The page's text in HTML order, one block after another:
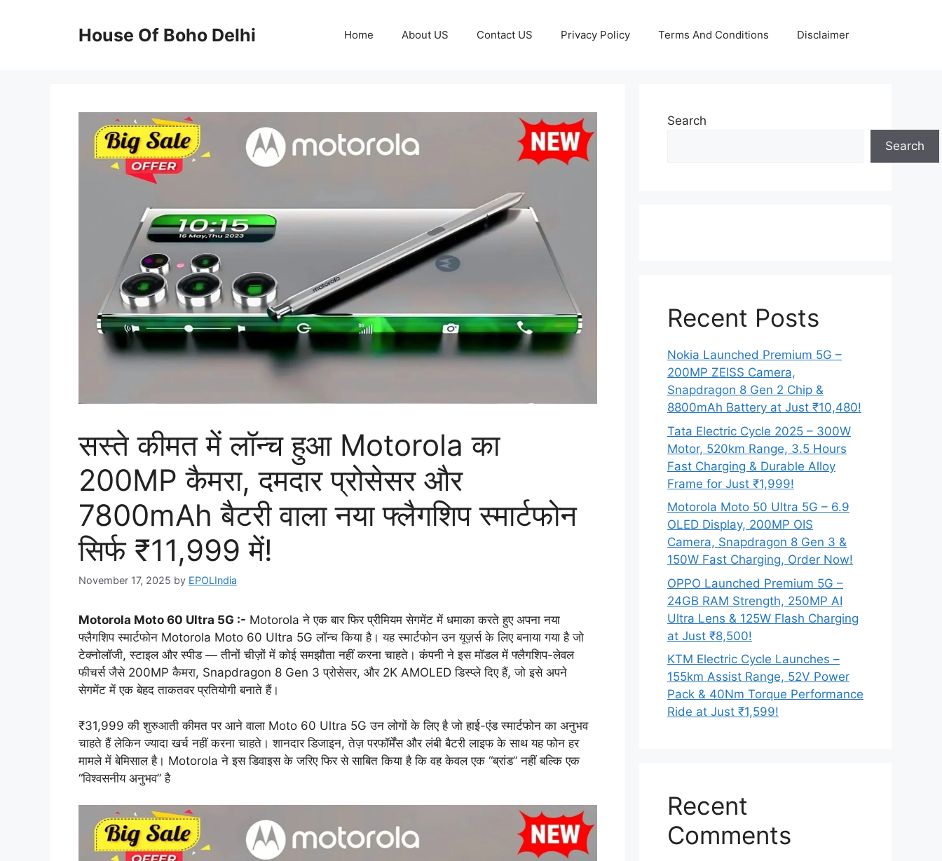
House Of Boho Delhi Home About US Contact US Privacy Policy Terms And Conditions Disclaimer
सस्ते कीमत में लॉन्च हुआ Motorola का
200MP कैमरा, दमदार प्रोसेसर और
7800mAh बैटरी वाला नया फ्लैगशिप स्मार्टफोन
सिर्फ ₹11,999 में!
November 17, 2025 by EPOLIndia
Motorola Moto 60 Ultra 5G :- Motorola ने एक बार फिर प्रीमियम सेगमेंट में धमाका करते हुए अपना नया
फ्लैगशिप स्मार्टफोन Motorola Moto 60 Ultra 5G लॉन्च किया है। यह स्मार्टफोन उन यूज़र्स के लिए बनाया गया है जो
टेक्नोलॉजी, स्टाइल और स्पीड — तीनों चीज़ों में कोई समझौता नहीं करना चाहते। कंपनी ने इस मॉडल में फ्लैगशिप-लेवल
फीचर्स जैसे 200MP कैमरा, Snapdragon 8 Gen 3 प्रोसेसर, और 2K AMOLED डिस्प्ले दिए हैं, जो इसे अपने
सेगमेंट में एक बेहद ताकतवर प्रतियोगी बनाते हैं।
₹31,999 की शुरुआती कीमत पर आने वाला Moto 60 Ultra 5G उन लोगों के लिए है जो हाई-एंड स्मार्टफोन का अनुभव
चाहते हैं लेकिन ज्यादा खर्च नहीं करना चाहते। शानदार डिजाइन, तेज़ परफॉर्मेंस और लंबी बैटरी लाइफ के साथ यह फोन हर
मामले में बेमिसाल है। Motorola ने इस डिवाइस के जरिए फिर से साबित किया है कि वह केवल एक “ब्रांड” नहीं बल्कि एक
“विश्वसनीय अनुभव” है
Search
Search
Recent Posts
Nokia Launched Premium 5G –
200MP ZEISS Camera,
Snapdragon 8 Gen 2 Chip &
8800mAh Battery at Just ₹10,480!
Tata Electric Cycle 2025 – 300W
Motor, 520km Range, 3.5 Hours
Fast Charging & Durable Alloy
Frame for Just ₹1,999!
Motorola Moto 50 Ultra 5G – 6.9
OLED Display, 200MP OIS
Camera, Snapdragon 8 Gen 3 &
150W Fast Charging, Order Now!
OPPO Launched Premium 5G –
24GB RAM Strength, 250MP AI
Ultra Lens & 125W Flash Charging
at Just ₹8,500!
KTM Electric Cycle Launches –
155km Assist Range, 52V Power
Pack & 40Nm Torque Performance
Ride at Just ₹1,599!
Recent
Comments